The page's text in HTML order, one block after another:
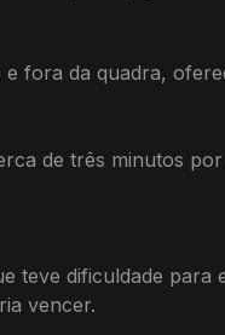
fora da quadra,
de três minutos
teve dificuldade
vencer.